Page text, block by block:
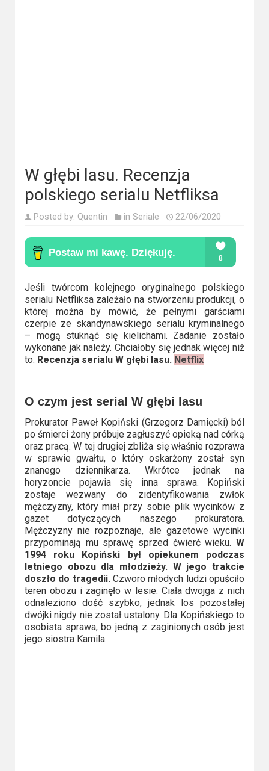
Kino
azjatyckie
Kino
europejskie
Kino
polskie
Komedie
Korea
Południowa
oparte
na
faktach
Thrillery
Streaming
Amazon
Prime
Video
Apple
TV
+
Disney+
W głębi lasu. Recenzja
polskiego serialu Netfliksa
Posted by: Quentin in Seriale 22/06/2020
Jeśli twórcom kolejnego oryginalnego polskiego
serialu Netfliksa zależało na stworzeniu produkcji, o
której można by mówić, że pełnymi garściami
czerpie ze skandynawskiego serialu kryminalnego
– mogą stuknąć się kielichami. Zadanie zostało
wykonane jak należy. Chciałoby się jednak więcej niż
to. Recenzja serialu W głębi lasu. Netflix
O czym jest serial W głębi lasu
Prokurator Paweł Kopiński (Grzegorz Damięcki) ból
po śmierci żony próbuje zagłuszyć opieką nad córką
oraz pracą. W tej drugiej zbliża się właśnie rozprawa
w sprawie gwałtu, o który oskarżony został syn
znanego dziennikarza. Wkrótce jednak na
horyzoncie pojawia się inna sprawa. Kopiński
zostaje wezwany do zidentyfikowania zwłok
mężczyzny, który miał przy sobie plik wycinków z
gazet dotyczących naszego prokuratora.
Mężczyzny nie rozpoznaje, ale gazetowe wycinki
przypominają mu sprawę sprzed ćwierć wieku.W
1994 roku Kopiński był opiekunem podczas
letniego obozu dla młodzieży. W jego trakcie
doszło do tragedii.Czworo młodych ludzi opuściło
teren obozu i zaginęło w lesie. Ciała dwojga z nich
odnaleziono dość szybko, jednak los pozostałej
dwójki nigdy nie został ustalony. Dla Kopińskiego to
osobista sprawa, bo jedną z zaginionych osób jest
jego siostra Kamila.